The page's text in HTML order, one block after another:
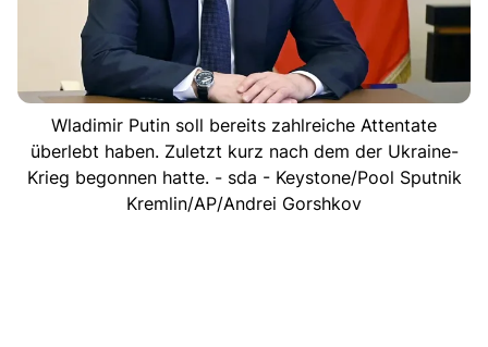
Wladimir Putin soll bereits zahlreiche Attentate
überlebt haben. Zuletzt kurz nach dem der Ukraine-
Krieg begonnen hatte. - sda - Keystone/Pool Sputnik
Kremlin/AP/Andrei Gorshkov